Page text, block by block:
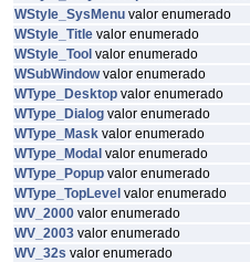
WStyle_SysMenu valor enumerado
WStyle_Title valor enumerado
WStyle_Tool valor enumerado
WSubWindowvalor enumerado
WType_Desktop valor enumerado
WType_Dialog valor enumerado
WType_Mask valor enumerado
WType_Modal valor enumerado
WType_Popup valor enumerado
WType_TopLevel valor enumerado
WV_2000 valor enumerado
WV_2003 valor enumerado
WV_32s valor enumerado